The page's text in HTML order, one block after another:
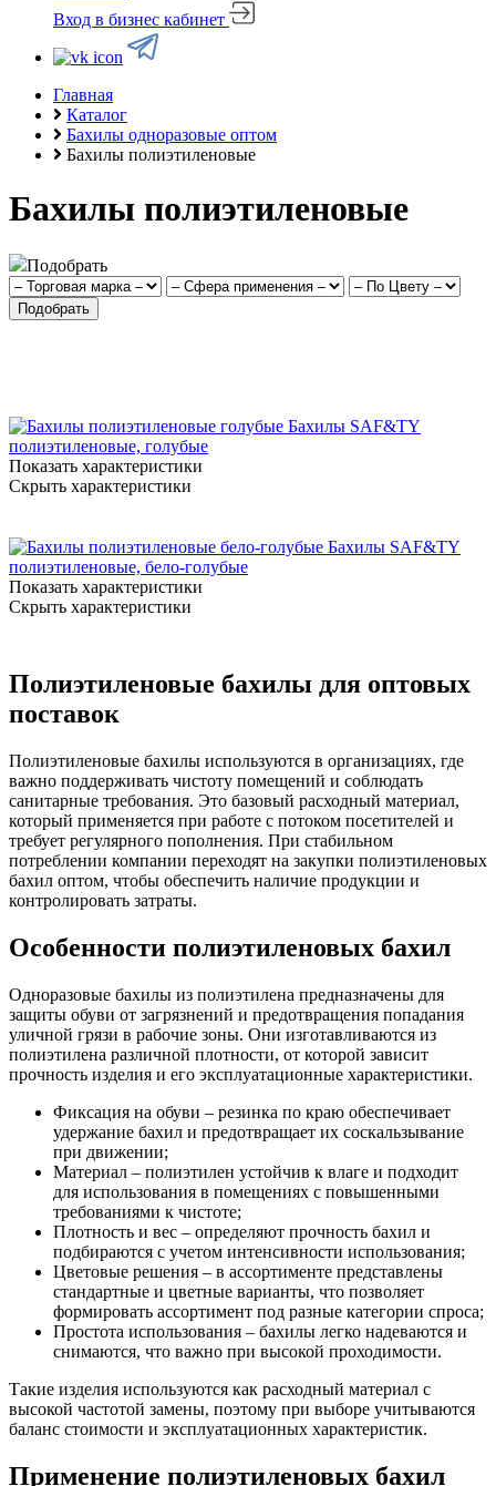
Вход в бизнес кабинет
Главная
Каталог
Бахилы одноразовые оптом
Бахилы полиэтиленовые
Бахилы полиэтиленовые
Подобрать
Подобрать
Бахилы SAF&TY
полиэтиленовые, голубые
Показать характеристики
Скрыть характеристики
Бахилы SAF&TY
полиэтиленовые, бело-голубые
Показать характеристики
Скрыть характеристики
Полиэтиленовые бахилы для оптовых
поставок
Полиэтиленовые бахилы используются в организациях, где
важно поддерживать чистоту помещений и соблюдать
санитарные требования. Это базовый расходный материал,
который применяется при работе с потоком посетителей и
требует регулярного пополнения. При стабильном
потреблении компании переходят на закупки полиэтиленовых
бахил оптом, чтобы обеспечить наличие продукции и
контролировать затраты.
Особенности полиэтиленовых бахил
Одноразовые бахилы из полиэтилена предназначены для
защиты обуви от загрязнений и предотвращения попадания
уличной грязи в рабочие зоны. Они изготавливаются из
полиэтилена различной плотности, от которой зависит
прочность изделия и его эксплуатационные характеристики.
Фиксация на обуви – резинка по краю обеспечивает
удержание бахил и предотвращает их соскальзывание
при движении;
Материал – полиэтилен устойчив к влаге и подходит
для использования в помещениях с повышенными
требованиями к чистоте;
Плотность и вес – определяют прочность бахил и
подбираются с учетом интенсивности использования;
Цветовые решения – в ассортименте представлены
стандартные и цветные варианты, что позволяет
формировать ассортимент под разные категории спроса;
Простота использования – бахилы легко надеваются и
снимаются, что важно при высокой проходимости.
Такие изделия используются как расходный материал с
высокой частотой замены, поэтому при выборе учитываются
баланс стоимости и эксплуатационных характеристик.
Применение полиэтиленовых бахил